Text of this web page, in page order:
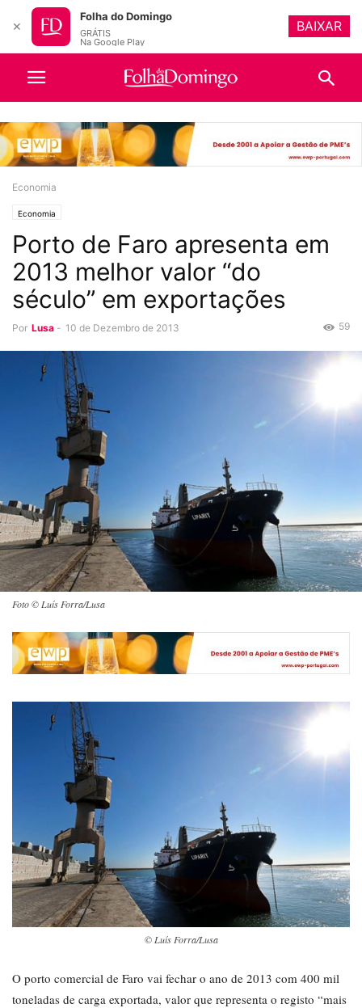
Economia
Economia
Porto de Faro apresenta em
2013 melhor valor “do
século” em exportações
Por Lusa - 10 de Dezembro de 2013 59
Foto © Luís Forra/Lusa
© Luís Forra/Lusa
O porto comercial de Faro vai fechar o ano de 2013 com 400 mil
toneladas de carga exportada, valor que representa o registo “mais
✕
Folha do Domingo
GRÁTIS
Na Google Play
BAIXAR